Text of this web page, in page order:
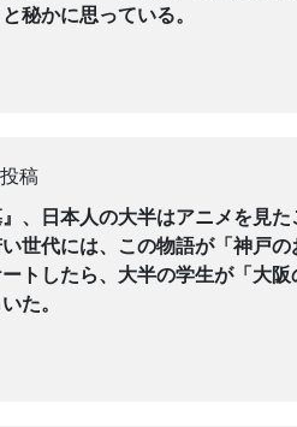
秘かに思っている。
稿
、日本人の大半はアニメを見た
世代には、この物語が「神戸の
トしたら、大半の学生が「大阪
た。